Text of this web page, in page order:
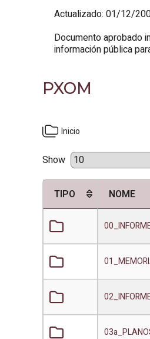
Actualizado: 01/12/
Documento aprobado
información pública
PXOM
Inicio
Show
TIPO NOME